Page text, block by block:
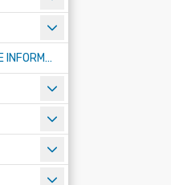
PONOWNE WYKORZYSTYWANIE INFORMACJI SEKTORA PUBLICZNEGO